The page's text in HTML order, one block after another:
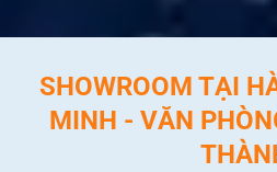
SHOWROOM TẠI
MINH - VĂN